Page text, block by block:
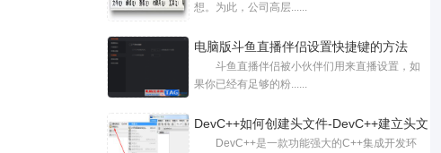
想。为此，公司高层......
电脑版斗鱼直播伴侣设置快捷键的方法
斗鱼直播伴侣被小伙伴们用来直播设置，如
果你已经有足够的粉......
DevC++如何创建头文件-DevC++建立头文
件的方DevC++是一款功能强大的C++集成开发环